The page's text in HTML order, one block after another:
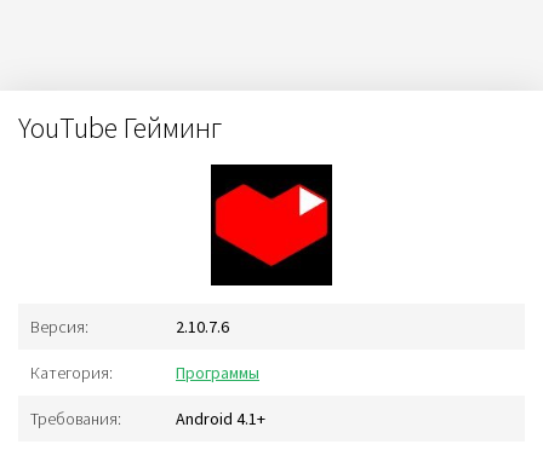
YouTube Гейминг
Версия: 2.10.7.6
Категория: Программы
Требования: Android 4.1+